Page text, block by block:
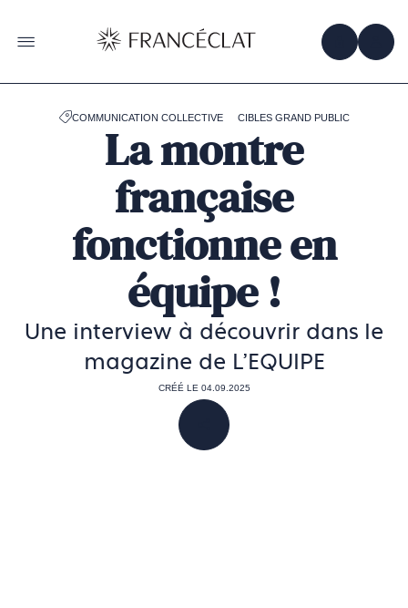
la
page
de
OBTENIR
COMMUNICATION COLLECTIVE CIBLES GRAND PUBLIC
La montre
française
fonctionne en
équipe !
Une interview à découvrir dans le
magazine de L'EQUIPE
CRÉÉ LE 04.09.2025
PARTAGER